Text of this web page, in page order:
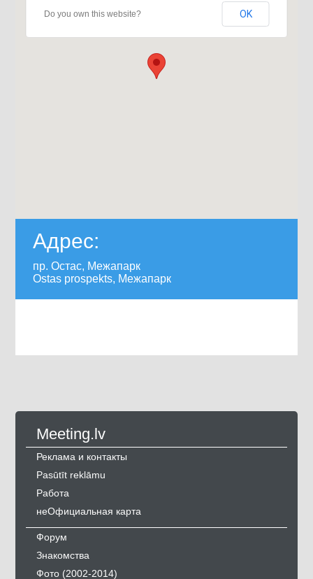
Do you own this website? OK
Адрес:
пр. Остас, Межапарк
Ostas prospekts, Межапарк
Meeting.lv
Реклама и контакты
Pasūtīt reklāmu
Работа
неОфициальная карта
Форум
Знакомства
Фото (2002-2014)